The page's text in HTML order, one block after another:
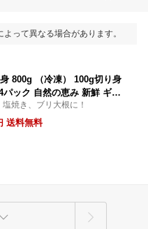
って異なる場合があります。
800g （冷凍） 100g切り身
パック 自然の恵み 新鮮 ギフ
殖 ぶり 鰤 冷凍 800g 焼き
焼き 塩焼き ブリ大根
焼き、ブリ大根に！
送料無料